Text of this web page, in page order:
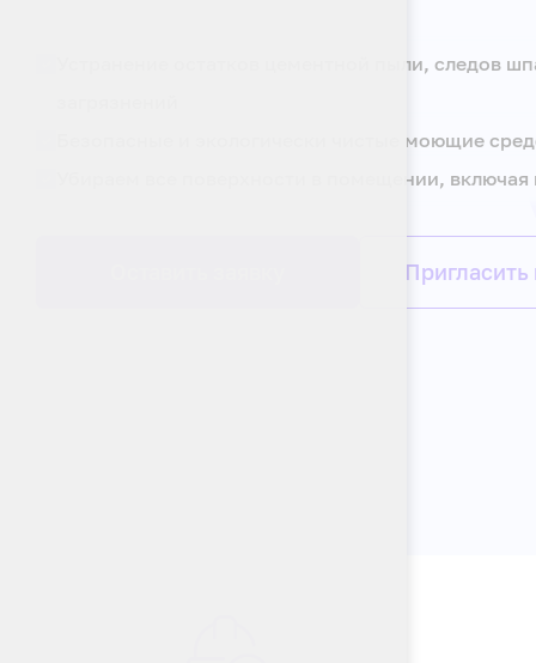
Устранение остатков цементной пыли, следов
Безопасные и экологически чистые моющие
Убираем все поверхности в помещении, включая
Пригласить